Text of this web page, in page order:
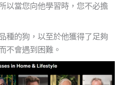
以當您向他學習時，您不必擔
種的狗，以至於他獲得了足夠
不會遇到困難。